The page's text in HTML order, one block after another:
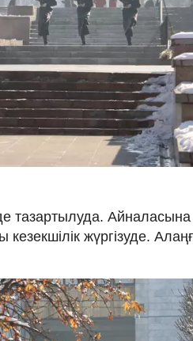
тазартылуда.
жүргізуде.